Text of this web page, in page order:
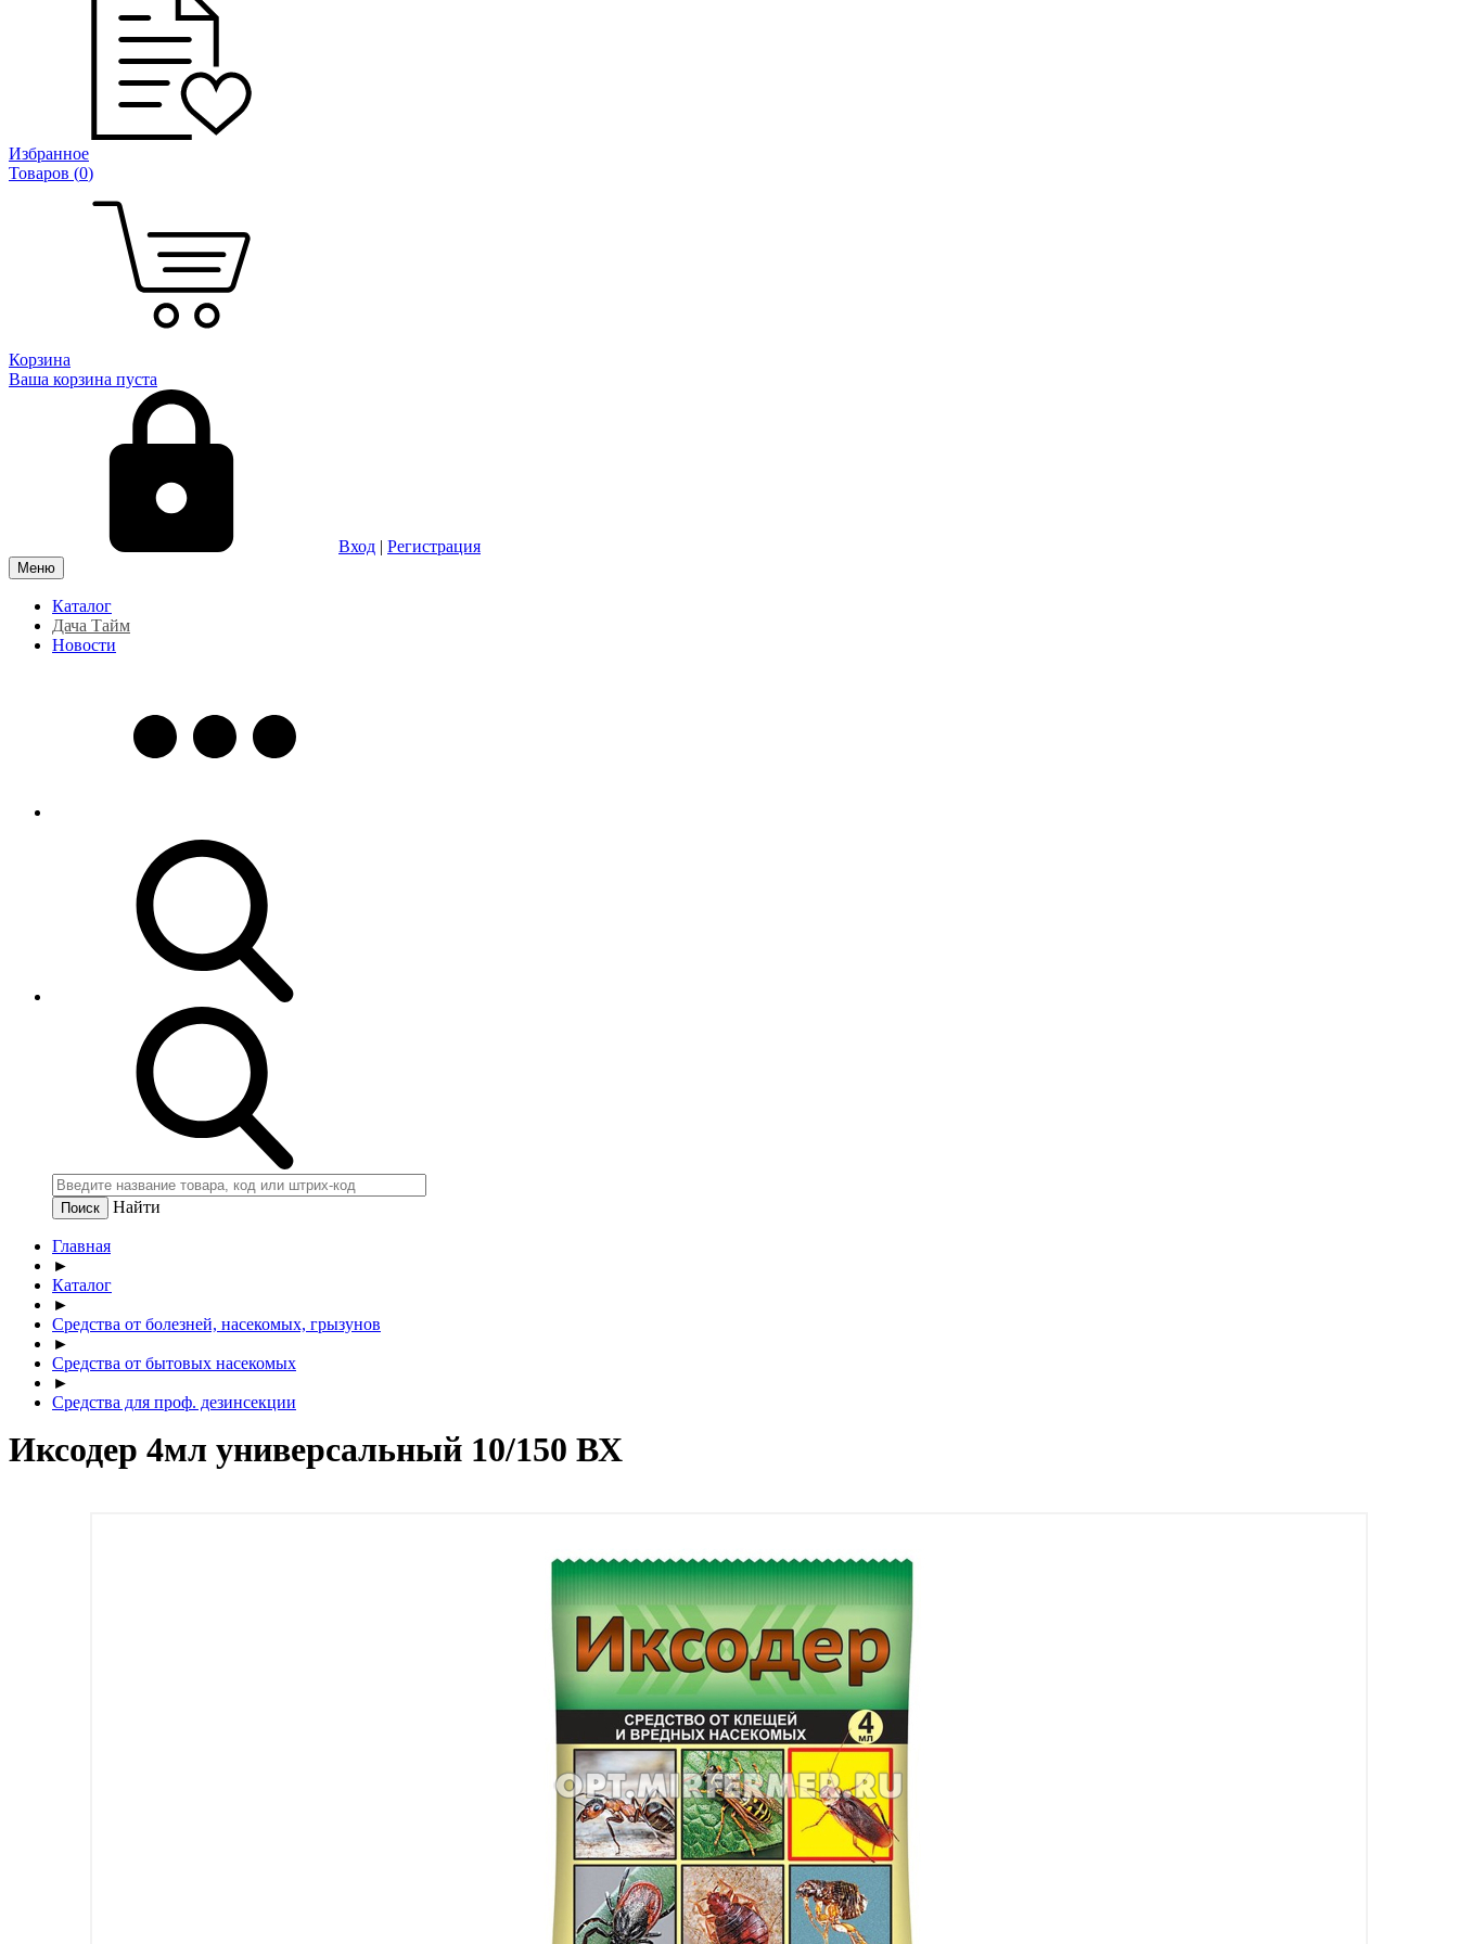
Избранное
Товаров (0)
Корзина
Ваша корзина пуста
Вход | Регистрация
Меню
Каталог
Дача Тайм
Новости
Найти
Главная
►
Каталог
►
Средства от болезней, насекомых, грызунов
►
Средства от бытовых насекомых
►
Средства для проф. дезинсекции
Иксодер 4мл универсальный 10/150 ВХ